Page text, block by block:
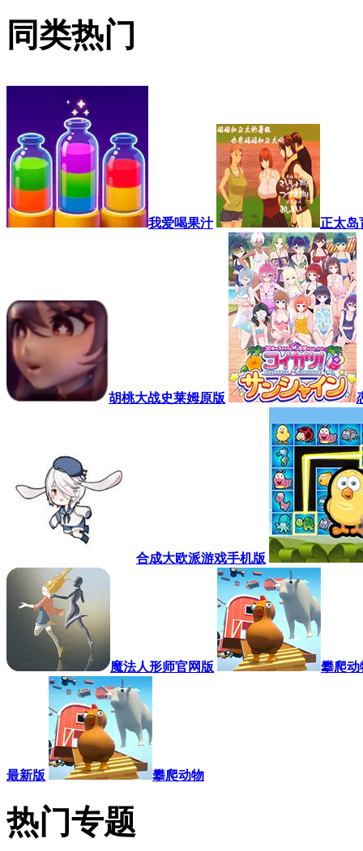
同类热门
我爱喝果汁 正太岛
胡桃大战史莱姆原版
合成大欧派游戏手机版
魔法人形师官网版 攀爬动
最新版 攀爬动物
热门专题